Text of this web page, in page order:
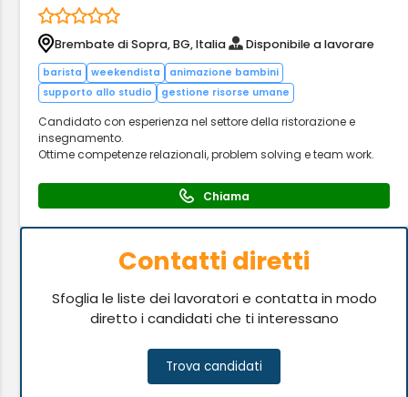
Brembate di Sopra, BG, Italia Disponibile a lavorare
barista weekendista
animazione bambini
supporto allo studio
gestione risorse umane
Candidato con esperienza nel settore della ristorazione e
insegnamento.
Ottime competenze relazionali, problem solving e team work.
Chiama
Contatti diretti
Sfoglia le liste dei lavoratori e contatta in modo
diretto i candidati che ti interessano
Trova candidati